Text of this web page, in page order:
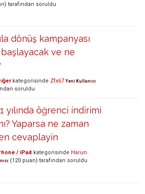
tarafından soruldu
dönüş kampanyası
ve ne
kategorisinde Zfx67 Yeni Kullanıcı
soruldu
yılında öğrenci indirimi
Yaparsa ne zaman
cevaplayin
/ iPad kategorisinde Harun
(120 puan) tarafından soruldu